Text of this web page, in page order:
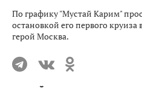
По графику "Мустай Карим"
остановкой его первого круиза
герой Москва.